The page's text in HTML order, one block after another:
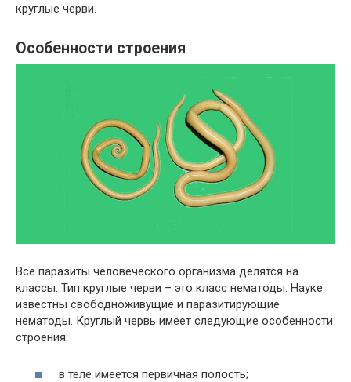
круглые черви.
Особенности строения
Все паразиты человеческого организма делятся на
классы. Тип круглые черви – это класс нематоды. Науке
известны свободноживущие и паразитирующие
нематоды. Круглый червь имеет следующие особенности
строения:
в теле имеется первичная полость;